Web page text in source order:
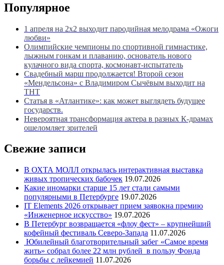
Популярное
1 апреля на 2х2 выходит пародийная мелодрама «Ожоги
любви»
Олимпийские чемпионы по спортивной гимнастике,
лыжным гонкам и плаванию, основатель нового
кулачного вида спорта, космонавт-испытатель
Свадебный марш продолжается! Второй сезон
«Мендельсона» с Владимиром Сычёвым выходит на
ТНТ
Статья в «Атлантике»: как может выглядеть будущее
государств.
Невероятная трансформация актера в разных К-драмах
ошеломляет зрителей
Свежие записи
В ОХТА МОЛЛ открылась интерактивная выставка
живых тропических бабочек 19.07.2026
Какие иномарки старше 15 лет стали самыми
популярными в Петербурге 19.07.2026
IT Elements 2026 открывает прием заявокна премию
«Инженерное искусство» 19.07.2026
В Петербург возвращается «флоу фест» – крупнейший
кофейный фестиваль Северо-Запада 11.07.2026
Юбилейный благотворительный забег «Самое время
жить» собрал более 22 млн рублей в пользу Фонда
борьбы с лейкемией 11.07.2026